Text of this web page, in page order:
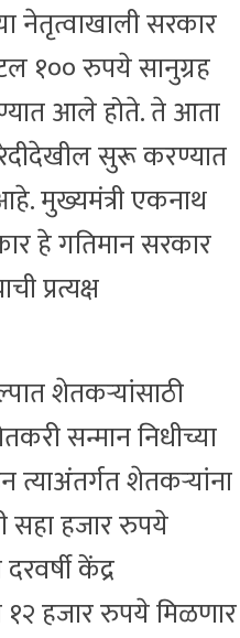
नेतृत्वाखाली सरकार
१०० रुपये सानुग्रह
आले होते. ते आता
सुरू करण्यात
मुख्यमंत्री एकनाथ
हे गतिमान सरकार
प्रत्यक्ष
शेतकऱ्यांसाठी
सन्मान निधीच्या
त्याअंतर्गत शेतकऱ्यांना
सहा हजार रुपये
केंद्र
हजार रुपये मिळणार